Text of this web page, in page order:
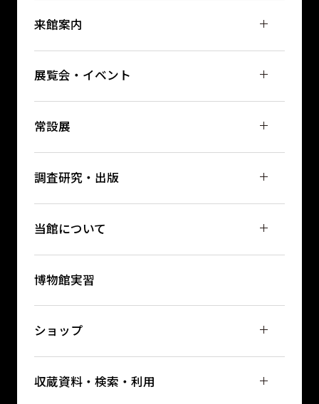
来館案内
展覧会・イベント
常設展
調査研究・出版
当館について
博物館実習
ショップ
収蔵資料・検索・利用